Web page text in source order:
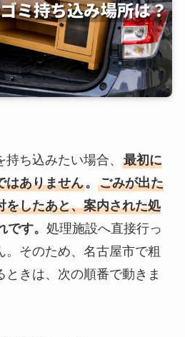
ち込みたい場合、 最初に
はありません。 ごみが出た
をしたあと、案内された処
です。 処理施設へ直接行っ
。そのため、名古屋市で粗
ときは、次の順番で動きま